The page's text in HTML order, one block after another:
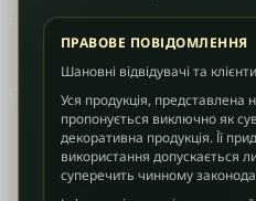
ПРАВОВЕ ПОВІДОМЛЕННЯ
Шановні відвідувачі та
Уся продукція, представлена
пропонується виключно як
декоративна продукція. Її
використання допускається
суперечить чинному
Чиста Indica
Indica-домінант
Sativa-
домінант